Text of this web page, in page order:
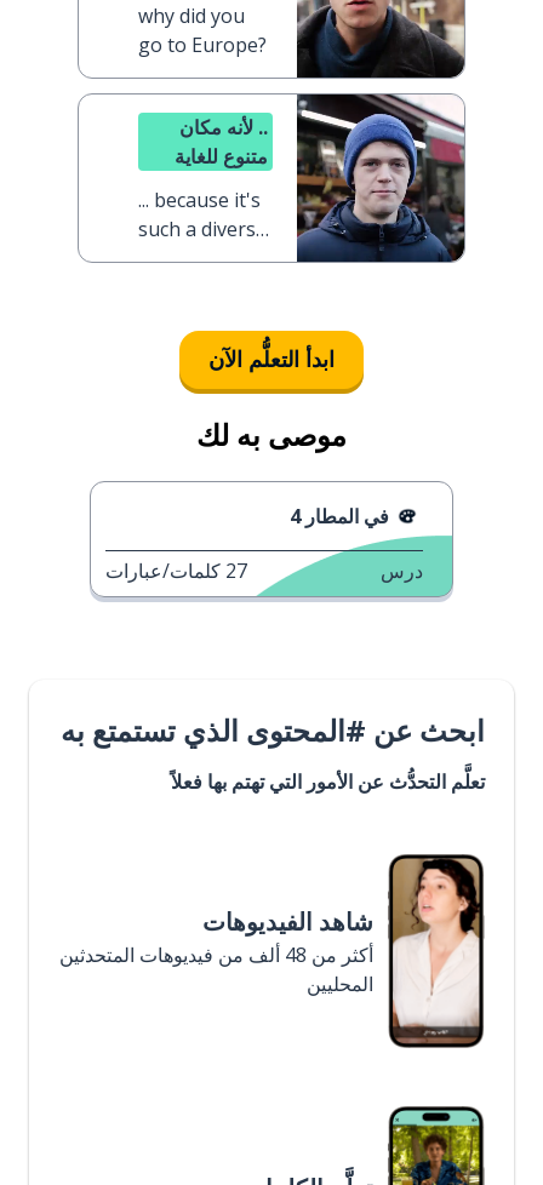
why did you
go to Europe?
.. لأنه مكان
متنوع للغاية
... because it's
such a diverse
place
ابدأ التعلُّم الآن
موصى به لك
في المطار 4
درس 27 كلمات/عبارات
ابحث عن #المحتوى الذي تستمتع به
تعلَّم التحدُّث عن الأمور التي تهتم بها فعلاً
شاهد الفيديوهات
أكثر من 48 ألف من فيديوهات المتحدثين
المحليين